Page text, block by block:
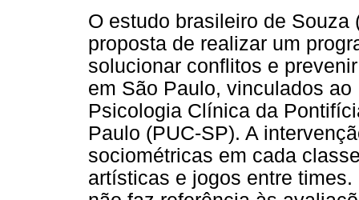
O estudo brasileiro de
proposta de realizar um
solucionar conflitos e
em São Paulo, vinculados
Psicologia Clínica da
Paulo (PUC-SP). A
sociométricas em cada
artísticas e jogos entre